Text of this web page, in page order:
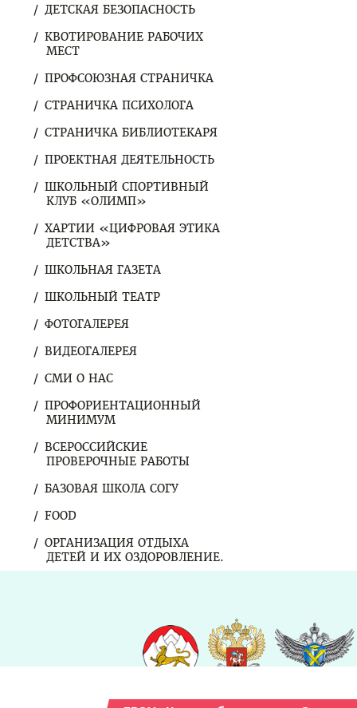
ДЕТСКАЯ БЕЗОПАСНОСТЬ
КВОТИРОВАНИЕ РАБОЧИХ
МЕСТ
ПРОФСОЮЗНАЯ СТРАНИЧКА
СТРАНИЧКА ПСИХОЛОГА
СТРАНИЧКА БИБЛИОТЕКАРЯ
ПРОЕКТНАЯ ДЕЯТЕЛЬНОСТЬ
ШКОЛЬНЫЙ СПОРТИВНЫЙ
КЛУБ «ОЛИМП»
ХАРТИИ «ЦИФРОВАЯ ЭТИКА
ДЕТСТВА»
ШКОЛЬНАЯ ГАЗЕТА
ШКОЛЬНЫЙ ТЕАТР
ФОТОГАЛЕРЕЯ
ВИДЕОГАЛЕРЕЯ
СМИ О НАС
ПРОФОРИЕНТАЦИОННЫЙ
МИНИМУМ
ВСЕРОССИЙСКИЕ
ПРОВЕРОЧНЫЕ РАБОТЫ
БАЗОВАЯ ШКОЛА СОГУ
FOOD
ОРГАНИЗАЦИЯ ОТДЫХА
ДЕТЕЙ И ИХ ОЗДОРОВЛЕНИЕ.